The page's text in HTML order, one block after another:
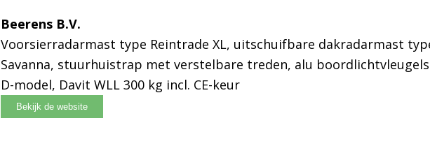
Beerens B.V.
Voorsierradarmast type Reintrade XL, uitschuifbare dakradarmast
Savanna, stuurhuistrap met verstelbare treden, alu
D-model, Davit WLL 300 kg incl. CE-keur